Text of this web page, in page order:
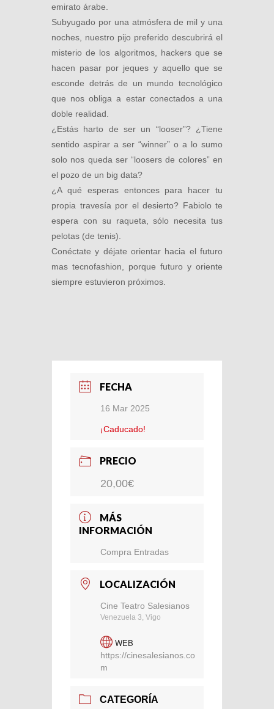
emirato árabe.
Subyugado por una atmósfera de mil y una
noches, nuestro pijo preferido descubrirá el
misterio de los algoritmos, hackers que se
hacen pasar por jeques y aquello que se
esconde detrás de un mundo tecnológico
que nos obliga a estar conectados a una
doble realidad.
¿Estás harto de ser un “looser”? ¿Tiene
sentido aspirar a ser “winner” o a lo sumo
solo nos queda ser “loosers de colores” en
el pozo de un big data?
¿A qué esperas entonces para hacer tu
propia travesía por el desierto? Fabiolo te
espera con su raqueta, sólo necesita tus
pelotas (de tenis).
Conéctate y déjate orientar hacia el futuro
mas tecnofashion, porque futuro y oriente
siempre estuvieron próximos.
FECHA
16 Mar 2025
¡Caducado!
PRECIO
20,00€
MÁS
INFORMACIÓN
Compra Entradas
LOCALIZACIÓN
Cine Teatro Salesianos
Venezuela 3, Vigo
WEB
https://cinesalesianos.co
m
CATEGORÍA